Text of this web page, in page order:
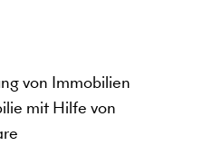
von Immobilien
mit Hilfe von